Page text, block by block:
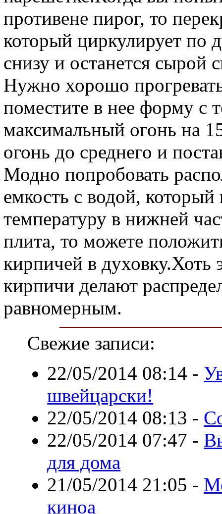
противене пирог, то
который циркулирует по
снизу и останется сырой
Нужно хорошо
поместите в нее форму с
максимальный огонь на
огонь до среднего и
Модно попробовать
емкость с водой,
температуру в нижней
плита, то можете
кирпичей в духовку.Хоть
кирпичи делают
равномерным.
Свежие записи:
22/05/2014 08:14 -
швейцарски!
22/05/2014 08:13 -
22/05/2014 07:47 -
для дома
21/05/2014 21:05 -
киноа